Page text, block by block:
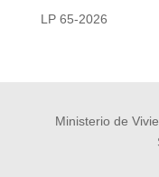
LP 65-2026
Ministerio de